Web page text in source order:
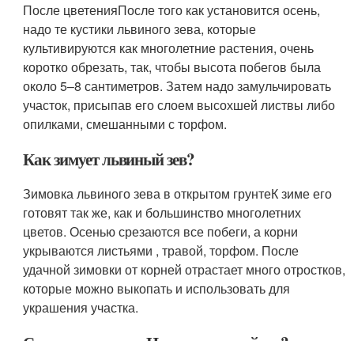
После цветенияПосле того как установится осень,
надо те кустики львиного зева, которые
культивируются как многолетние растения, очень
коротко обрезать, так, чтобы высота побегов была
около 5–8 сантиметров. Затем надо замульчировать
участок, присыпав его слоем высохшей листвы либо
опилками, смешанными с торфом.
Как зимует львиный зев?
Зимовка львиного зева в открытом грунтеК зиме его
готовят так же, как и большинство многолетних
цветов. Осенью срезаются все побеги, а корни
укрываются листьями , травой, торфом. После
удачной зимовки от корней отрастает много отростков,
которые можно выкопать и использовать для
украшения участка.